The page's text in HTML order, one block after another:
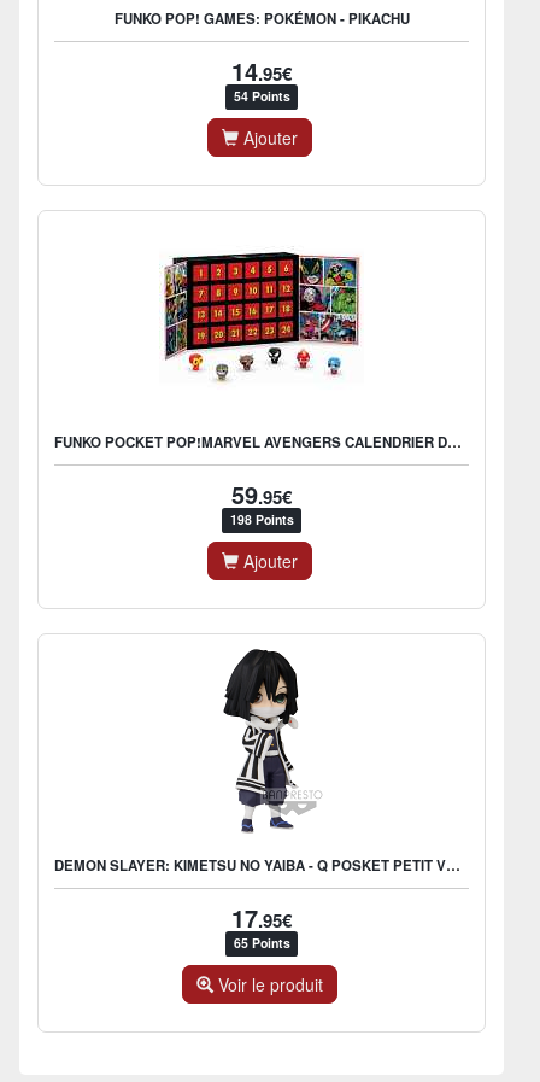
FUNKO POP! GAMES: POKÉMON - PIKACHU
14.95€
54 Points
Ajouter
FUNKO POCKET POP!MARVEL AVENGERS CALENDRIER DE L'AVENT
59.95€
198 Points
Ajouter
DEMON SLAYER: KIMETSU NO YAIBA - Q POSKET PETIT VOL.3 C: OBANAI
17.95€
65 Points
Voir le produit